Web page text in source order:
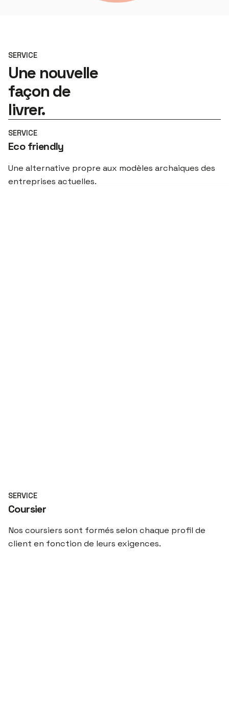
SERVICE
Une nouvelle
façon de
livrer.
SERVICE
Eco friendly
Une alternative propre aux modèles archaiques des
entreprises actuelles.
SERVICE
Coursier
Nos coursiers sont formés selon chaque profil de
client en fonction de leurs exigences.